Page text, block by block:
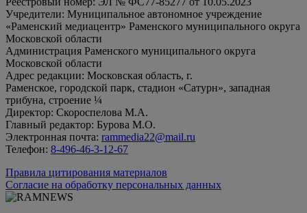
Учредители: Муниципальное автономное учреждение
«Раменский медиацентр» Раменского муниципального округа
Московской области
Администрация Раменского муниципального округа
Московской области
Адрес редакции: Московская область, г.
Раменское, городской парк, стадион «Сатурн», западная
трибуна, строение ¼
Директор: Скороспелова М.А.
Главный редактор: Бурова М.О.
Электронная почта: rammedia22@mail.ru
Телефон: 8-496-46-3-12-67
Правила цитирования материалов
Согласие на обработку персональных данных